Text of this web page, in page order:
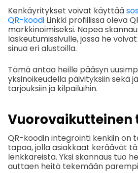
Kenkäyritykset voivat käyttää
QR-koodi Linkki profiilissa oleva
markkinoimiseksi. Nopea
laskeutumissivulle, jossa he
sinua eri alustoilla.
Tämä antaa heille pääsyn
yksinoikeudella päivityksiin sekä
tarjouksiin ja kilpailuihin.
Vuorovaikutteinen
QR-koodin integrointi kenkiin on
tapaa, jolla asiakkaat keräävät
lenkkareista. Yksi skannaus tuo
auttaen heitä tekemään